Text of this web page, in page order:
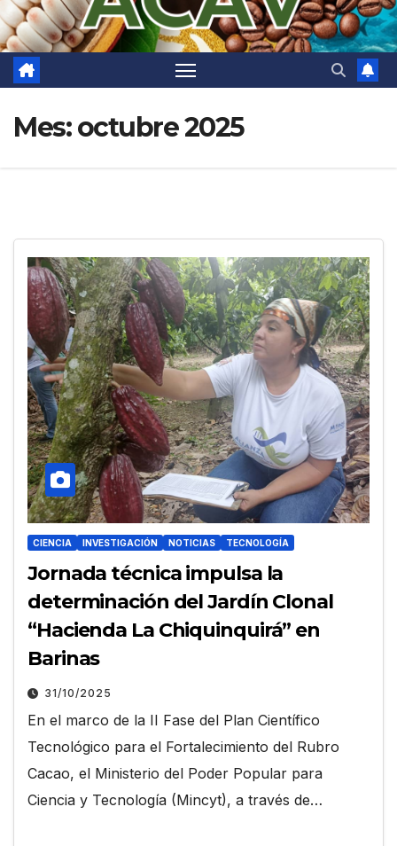
Mes:octubre 2025
CIENCIA INVESTIGACIÓN NOTICIAS TECNOLOGÍA
Jornada técnica impulsa la
determinación del Jardín Clonal
“Hacienda La Chiquinquirá” en
Barinas
31/10/2025
En el marco de la II Fase del Plan Científico
Tecnológico para el Fortalecimiento del Rubro
Cacao, el Ministerio del Poder Popular para
Ciencia y Tecnología (Mincyt), a través de…